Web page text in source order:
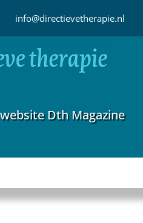
info@directievetherapie.nl
Dth Magazine